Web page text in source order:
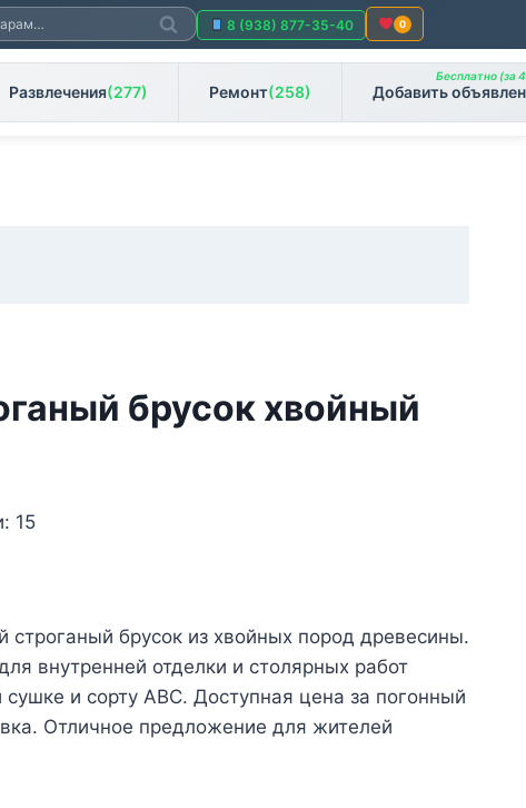
Поиск
8 (938) 877-35-40 0
Развлечения(277) Ремонт(258) Добавить
Бесплатно (за
брусок хвойный
15
строганый брусок из хвойных пород древесины.
внутренней отделки и столярных работ
и сорту АВС. Доступная цена за погонный
Отличное предложение для жителей